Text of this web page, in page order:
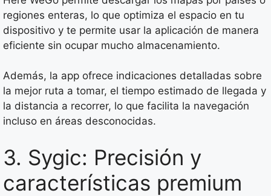
regiones enteras, lo que optimiza el espacio en tu
dispositivo y te permite usar la aplicación de manera
eficiente sin ocupar mucho almacenamiento.
Además, la app ofrece indicaciones detalladas sobre
la mejor ruta a tomar, el tiempo estimado de llegada y
la distancia a recorrer, lo que facilita la navegación
incluso en áreas desconocidas.
3. Sygic: Precisión y
características premium